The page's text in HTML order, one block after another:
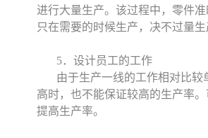
进行大量生产。该过程中，零件
只在需要的时候生产，决不过量
5．设计员工的工作
由于生产一线的工作相对比
高时，也不能保证较高的生产率
提高生产率。